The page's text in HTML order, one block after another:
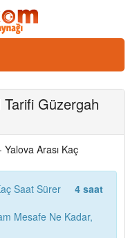
Güzergah
Arası Kaç
Saat Sürer
4 saat
Mesafe Ne Kadar,